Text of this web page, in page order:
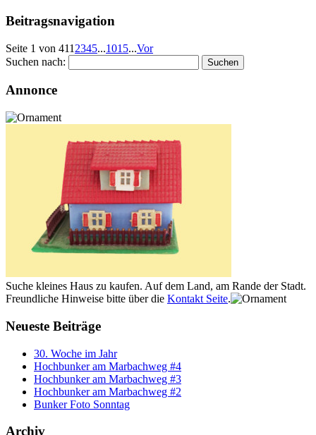
Beitragsnavigation
Seite 1 von 411 2345...1015...Vor
Suchen nach:
Annonce
Suche kleines Haus zu kaufen. Auf dem Land, am Rande der Stadt.
Freundliche Hinweise bitte über die Kontakt Seite.
Neueste Beiträge
30. Woche im Jahr
Hochbunker am Marbachweg #4
Hochbunker am Marbachweg #3
Hochbunker am Marbachweg #2
Bunker Foto Sonntag
Archiv